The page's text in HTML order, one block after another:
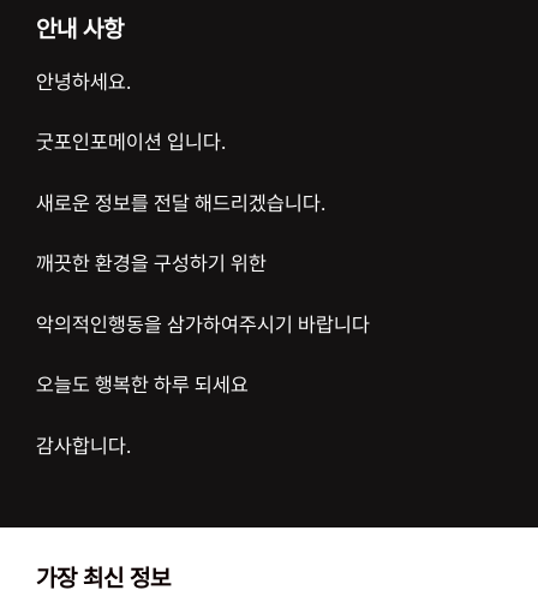
안내 사항
안녕하세요.
굿포인포메이션 입니다.
새로운 정보를 전달 해드리겠습니다.
깨끗한 환경을 구성하기 위한
악의적인행동을 삼가하여주시기 바랍니다
오늘도 행복한 하루 되세요
감사합니다.
가장 최신 정보